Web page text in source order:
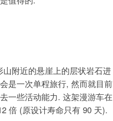
附近的悬崖上的层状岩石进
是一次单程旅行, 然而就目前
一些活动能力. 这架漫游车在
倍 (原设计寿命只有 90 天).